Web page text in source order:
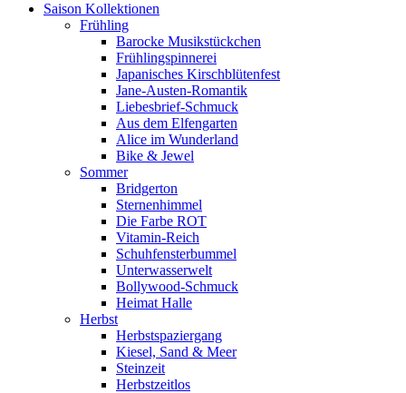
Saison Kollektionen
Frühling
Barocke Musikstückchen
Frühlingspinnerei
Japanisches Kirschblütenfest
Jane-Austen-Romantik
Liebesbrief-Schmuck
Aus dem Elfengarten
Alice im Wunderland
Bike & Jewel
Sommer
Bridgerton
Sternenhimmel
Die Farbe ROT
Vitamin-Reich
Schuhfensterbummel
Unterwasserwelt
Bollywood-Schmuck
Heimat Halle
Herbst
Herbstspaziergang
Kiesel, Sand & Meer
Steinzeit
Herbstzeitlos